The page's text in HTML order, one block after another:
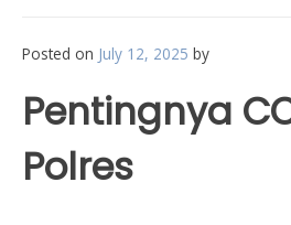
Posted on July 12, 2025 by
Pentingnya
Polres